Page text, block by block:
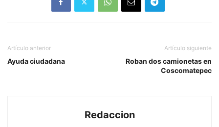
ciudadanía en general para
Artículo anterior
Ayuda ciudadana
Artículo siguiente
Roban dos camionetas en
Coscomatepec
Redaccion